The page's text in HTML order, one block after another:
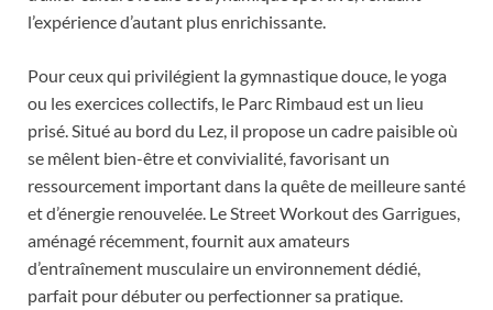
l’expérience d’autant plus enrichissante.
Pour ceux qui privilégient la gymnastique douce, le yoga
ou les exercices collectifs, le Parc Rimbaud est un lieu
prisé. Situé au bord du Lez, il propose un cadre paisible où
se mêlent bien-être et convivialité, favorisant un
ressourcement important dans la quête de meilleure santé
et d’énergie renouvelée. Le Street Workout des Garrigues,
aménagé récemment, fournit aux amateurs
d’entraînement musculaire un environnement dédié,
parfait pour débuter ou perfectionner sa pratique.